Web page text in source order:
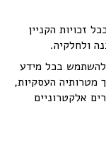
זכויות הקניין
ולחלקיה.
להשתמש בכל מידע
מטרותיה העסקיות,
אלקטרוניים